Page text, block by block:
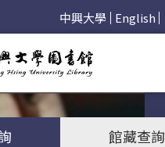
中興大學 English
館藏查詢